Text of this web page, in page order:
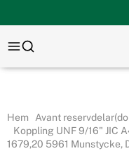
Hem
Avant
Koppling UNF 9/16" JIC
1679,20 5961 Munstycke,